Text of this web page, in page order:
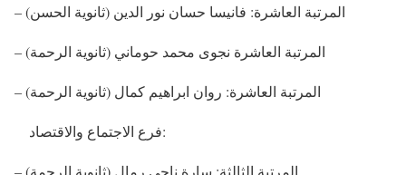
– المرتبة العاشرة: فانيسا حسان نور الدين (ثانوية الحسن)
– المرتبة العاشرة نجوى محمد حوماني (ثانوية الرحمة)
– المرتبة العاشرة: روان ابراهيم كمال (ثانوية الرحمة)
فرع الاجتماع والاقتصاد:
– المرتبة الثالثة: سارة ناجي رمال (ثانوية الرحمة)